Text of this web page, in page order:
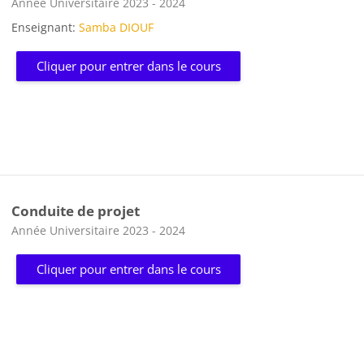
Enseignant:Samba DIOUF
Cliquer pour entrer dans le cours
Conduite de projet
Catégorie de cours
Année Universitaire 2023 - 2024
Cliquer pour entrer dans le cours